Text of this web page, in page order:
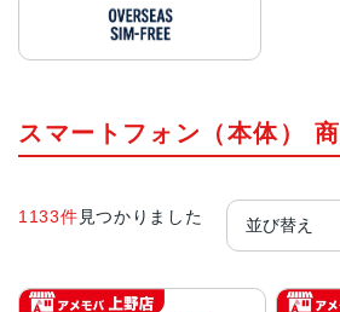
スマートフォン（本体）
1133件 見つかりました